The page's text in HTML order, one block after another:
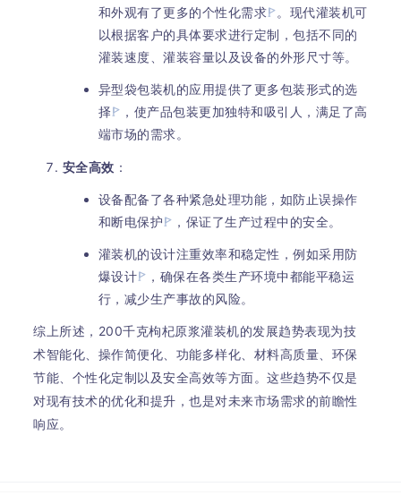
和外观有了更多的个性化需求
。现代灌装机可
以根据客户的具体要求进行定制，包括不同的
灌装速度、灌装容量以及设备的外形尺寸等。
异型袋包装机的应用提供了更多包装形式的选
择
，使产品包装更加独特和吸引人，满足了高
端市场的需求。
安全高效 ：
设备配备了各种紧急处理功能，如防止误操作
和断电保护
，保证了生产过程中的安全。
灌装机的设计注重效率和稳定性，例如采用防
爆设计
，确保在各类生产环境中都能平稳运
行，减少生产事故的风险。
综上所述，200千克枸杞原浆灌装机的发展趋势表现为技
术智能化、操作简便化、功能多样化、材料高质量、环保
节能、个性化定制以及安全高效等方面。这些趋势不仅是
对现有技术的优化和提升，也是对未来市场需求的前瞻性
响应。